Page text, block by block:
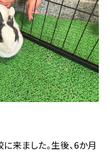
来ました。生後、6か月